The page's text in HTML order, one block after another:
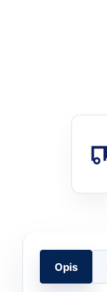
Opis